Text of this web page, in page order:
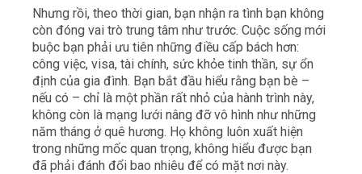
Nhưng rồi, theo thời gian, bạn nhận ra tình bạn không
còn đóng vai trò trung tâm như trước. Cuộc sống mới
buộc bạn phải ưu tiên những điều cấp bách hơn:
công việc, visa, tài chính, sức khỏe tinh thần, sự ổn
định của gia đình. Bạn bắt đầu hiểu rằng bạn bè –
nếu có – chỉ là một phần rất nhỏ của hành trình này,
không còn là mạng lưới nâng đỡ vô hình như những
năm tháng ở quê hương. Họ không luôn xuất hiện
trong những mốc quan trọng, không hiểu được bạn
đã phải đánh đổi bao nhiêu để có mặt nơi này.